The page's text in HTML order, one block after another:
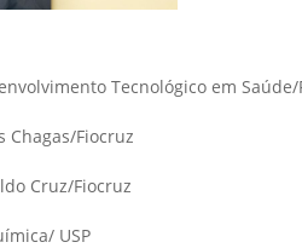
Tecnológico em Saúde/
Chagas/Fiocruz
Cruz/Fiocruz
USP